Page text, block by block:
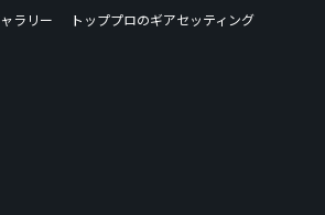
ラリー
トッププロのギアセッティング